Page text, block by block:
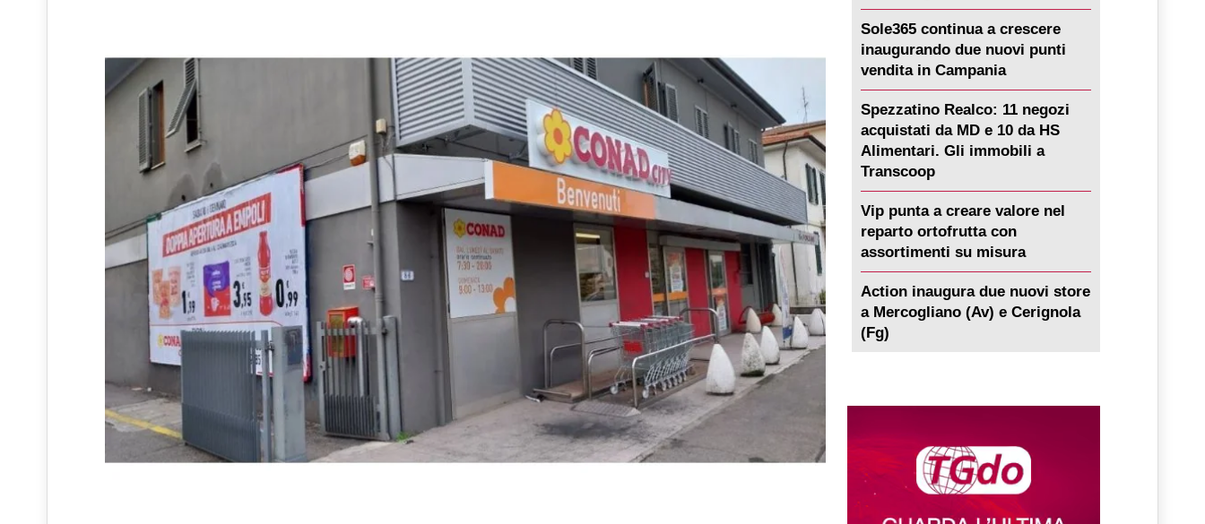
Sole365 continua a crescere
inaugurando due nuovi punti
vendita in Campania
Spezzatino Realco: 11 negozi
acquistati da MD e 10 da HS
Alimentari. Gli immobili a
Transcoop
Vip punta a creare valore nel
reparto ortofrutta con
assortimenti su misura
Action inaugura due nuovi store
a Mercogliano (Av) e Cerignola
(Fg)